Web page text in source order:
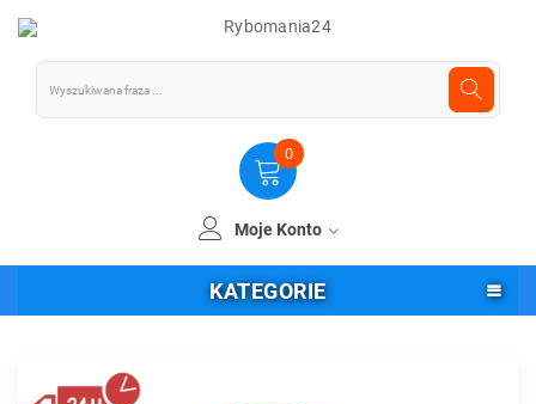
0
Moje Konto
KATEGORIE